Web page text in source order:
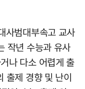
사범대부속고 교사
작년 수능과 유사
나 다소 어렵게 출
출제 경향 및 난이